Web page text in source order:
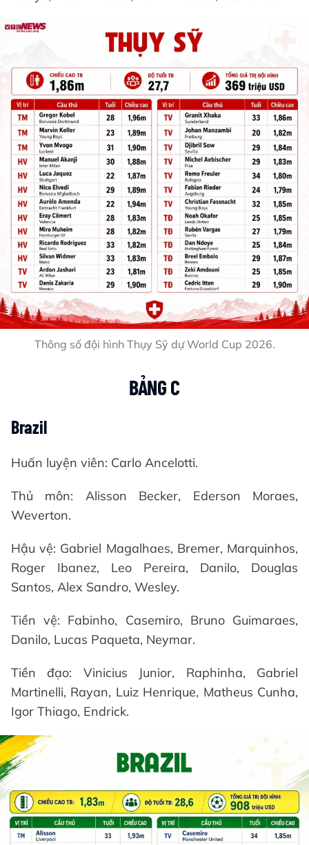
Thông số đội hình Thụy Sỹ dự World Cup 2026.
BẢNG C
Brazil
Huấn luyện viên: Carlo Ancelotti.
Thủ môn: Alisson Becker, Ederson Moraes,
Weverton.
Hậu vệ: Gabriel Magalhaes, Bremer, Marquinhos,
Roger Ibanez, Leo Pereira, Danilo, Douglas
Santos, Alex Sandro, Wesley.
Tiền vệ: Fabinho, Casemiro, Bruno Guimaraes,
Danilo, Lucas Paqueta, Neymar.
Tiền đạo: Vinicius Junior, Raphinha, Gabriel
Martinelli, Rayan, Luiz Henrique, Matheus Cunha,
Igor Thiago, Endrick.